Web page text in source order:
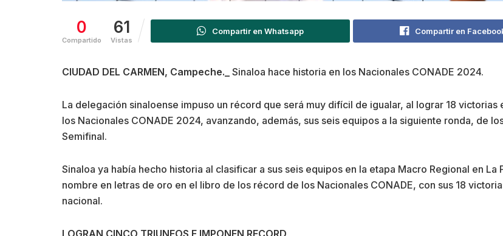
0
Compartido
61
Vistas
Compartir en Whatsapp Compartir en
CIUDAD DEL CARMEN, Campeche._ Sinaloa hace historia en los Nacionales CONADE 2024.
La delegación sinaloense impuso un récord que será muy difícil de igualar, al lograr 18
los Nacionales CONADE 2024, avanzando, además, sus seis equipos a la siguiente ronda, de
Semifinal.
Sinaloa ya había hecho historia al clasificar a sus seis equipos en la etapa Macro Regional en
nombre en letras de oro en el libro de los récord de los Nacionales CONADE, con sus 18
nacional.
LOGRAN CINCO TRIUNFOS E IMPONEN RECORD